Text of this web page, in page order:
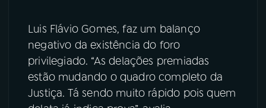
Luis Flávio Gomes, faz um balanço
negativo da existência do foro
privilegiado. “As delações premiadas
estão mudando o quadro completo da
Justiça. Tá sendo muito rápido pois quem